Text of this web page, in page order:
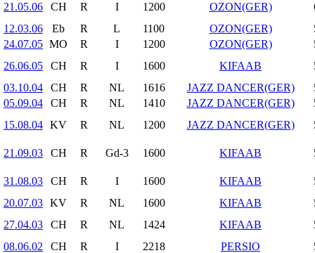
21.05.06 CH R I 1200 OZON(GER)
12.03.06
Eb R L 1100 OZON(GER)
24.07.05 MO R I 1200 OZON(GER)
26.06.05
CH R I 1600 KIFAAB
03.10.04
CH R NL 1616 JAZZ DANCER(GER)
05.09.04
CH R NL 1410 JAZZ DANCER(GER)
15.08.04 KV R NL 1200 JAZZ DANCER(GER)
21.09.03 CH R Gd-3 1600 KIFAAB
31.08.03 CH R I 1600 KIFAAB
20.07.03 KV R NL 1600 KIFAAB
27.04.03
CH R NL 1424 KIFAAB
08.06.02
CH R I 2218 PERSIO